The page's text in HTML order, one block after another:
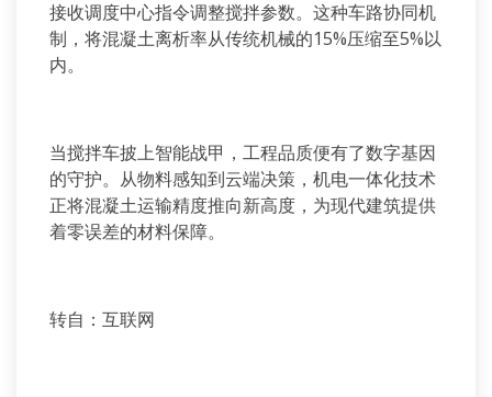
接收调度中心指令调整搅拌参数。这种车路协同机
制，将混凝土离析率从传统机械的15%压缩至5%以
内。
当搅拌车披上智能战甲，工程品质便有了数字基因
的守护。从物料感知到云端决策，机电一体化技术
正将混凝土运输精度推向新高度，为现代建筑提供
着零误差的材料保障。
转自：互联网